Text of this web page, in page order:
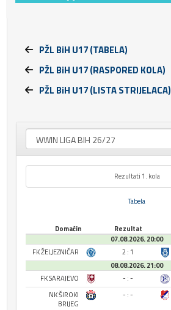
PŽL BiH U17 (TABELA)
PŽL BiH U17 (RASPORED KOLA)
PŽL BiH U17 (LISTA STRIJELACA)
Rezultati 1. kola
Tabela
Domaćin Rezultat
07.08.2026. 20:00
FK ŽELJEZNIČAR
2 : 1
08.08.2026. 21:00
FK SARAJEVO
- : -
NK ŠIROKI
BRIJEG
- : -